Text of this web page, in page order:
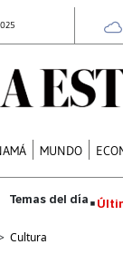
MUNDO
Cultura